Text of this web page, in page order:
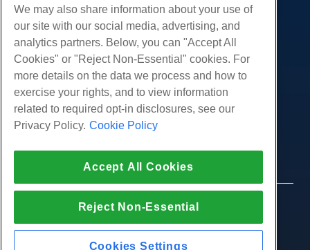
Des produits
Hébergement Web
Hébergement professionnel
Revendeur Hébergeur
Revendeur en marque blanche
Géré Linux VPS
Windows gérés VPS
Windows non géré VPS
Serveurs Cloud
Équilibreurs de charge
Stockage de blocs
Prestations de service
Migrations de sites Web
Communauté
Documentation produit
Tutoriels
Compagnie
À propos de nous
Centres de données
presse
Politique de confidentialité
Forces de l'ordre
Accord d'affiliation
Chat en direct avec nous
© 2010-2026 Hostwinds, une HostPapa Inc.
entreprise.
Tous les droits sont réservés.
We may also share information about your use of
our site with our social media, advertising, and
analytics partners. Below, you can "Accept All
Cookies" or "Reject Non-Essential" cookies. For
more details on the data we process and how to
exercise your rights, and to view information
related to required opt-in disclosures, see our
Privacy Policy. Cookie Policy
Accept All Cookies
Reject Non-Essential
Cookies Settings